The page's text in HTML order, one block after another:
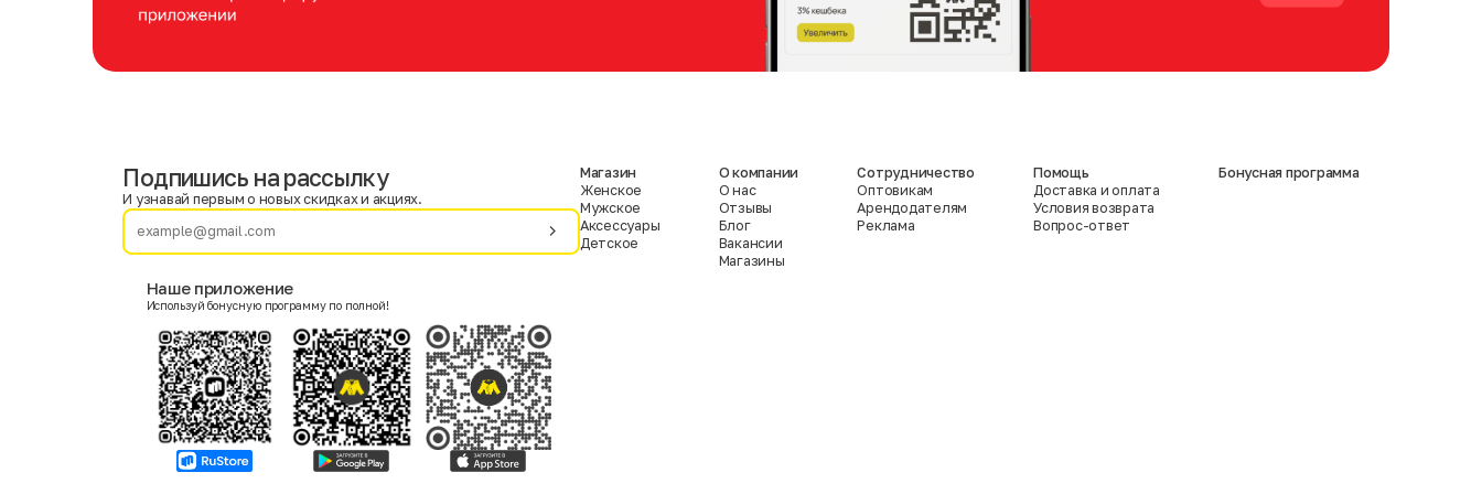
Фамилия
Женский
Согласие на получение чеков по электронной почте
Подпишись на рассылку
И узнавай первым о новых скидках и акциях.
Наше приложение
Используй бонусную программу по полной!
Магазин
Женское
Мужское
Аксессуары
Детское
О компании
О нас
Отзывы
Блог
Вакансии
Магазины
Сотрудничество
Оптовикам
Арендодателям
Реклама
Помощь
Доставка и оплата
Условия возврата
Вопрос-ответ
Бонусная программа